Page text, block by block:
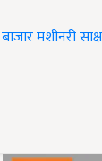
बाजारमशीनरी